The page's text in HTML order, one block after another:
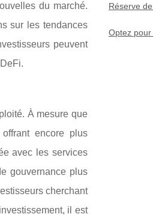
du marché.
sur les tendances
peuvent
À mesure que
encore plus
avec les services
gouvernance plus
cherchant
il est
Réserve de
Optez pour